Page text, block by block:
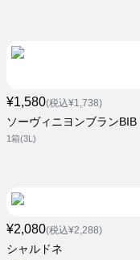
¥1,580(税込¥1,738)
ソーヴィニヨンブランBIB
1箱(3L)
¥2,080(税込¥2,288)
シャルドネ